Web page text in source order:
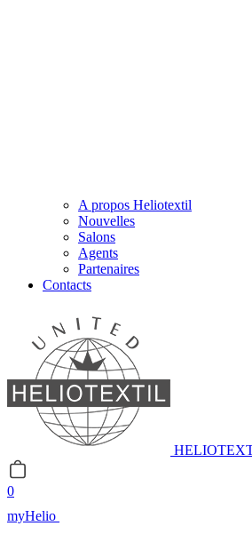
A propos Heliotextil
Nouvelles
Salons
Agents
Partenaires
Contacts
0
myHelio